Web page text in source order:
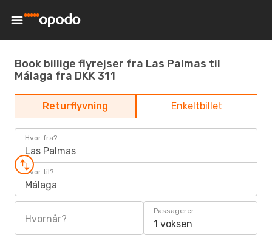
Book billige flyrejser fra Las Palmas til
Málaga fra DKK 311
Returflyvning Enkeltbillet
Hvor fra?
Las Palmas
Hvor til?
Málaga
Hvornår?
Passagerer
1 voksen